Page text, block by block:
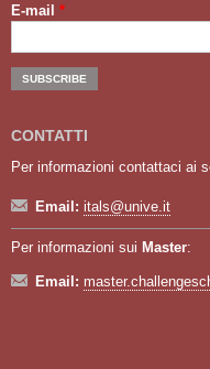
E-mail *
CONTATTI
Per informazioni contattaci ai
Email: itals@unive.it
Per informazioni sui Master:
Email: